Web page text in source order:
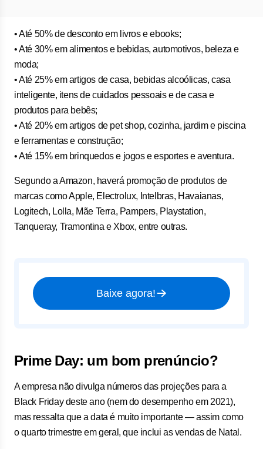
• Até 50% de desconto em livros e ebooks;
• Até 30% em alimentos e bebidas, automotivos, beleza e
moda;
• Até 25% em artigos de casa, bebidas alcoólicas, casa
inteligente, itens de cuidados pessoais e de casa e
produtos para bebês;
• Até 20% em artigos de pet shop, cozinha, jardim e piscina
e ferramentas e construção;
• Até 15% em brinquedos e jogos e esportes e aventura.
Segundo a Amazon, haverá promoção de produtos de
marcas como Apple, Electrolux, Intelbras, Havaianas,
Logitech, Lolla, Mãe Terra, Pampers, Playstation,
Tanqueray, Tramontina e Xbox, entre outras.
Baixe agora!
Prime Day: um bom prenúncio?
A empresa não divulga números das projeções para a
Black Friday deste ano (nem do desempenho em 2021),
mas ressalta que a data é muito importante — assim como
o quarto trimestre em geral, que inclui as vendas de Natal.